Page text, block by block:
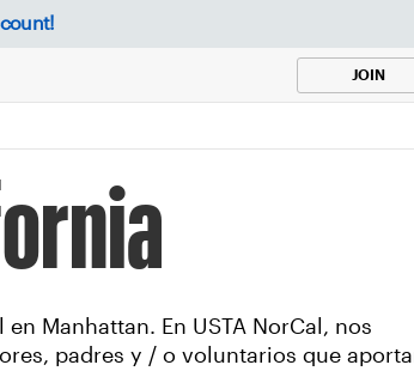
JOIN
Manhattan. En USTA NorCal, nos
padres y / o voluntarios que